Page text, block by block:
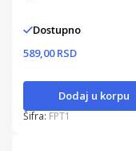
Dostupno
589,00 RSD
Dodaj u korpu
Šifra: FPT1